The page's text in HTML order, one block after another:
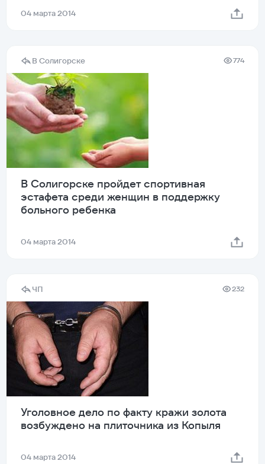
04 марта 2014
В Солигорске 774
В Солигорске пройдет спортивная
эстафета среди женщин в поддержку
больного ребенка
04 марта 2014
ЧП 232
Уголовное дело по факту кражи золота
возбуждено на плиточника из Копыля
04 марта 2014